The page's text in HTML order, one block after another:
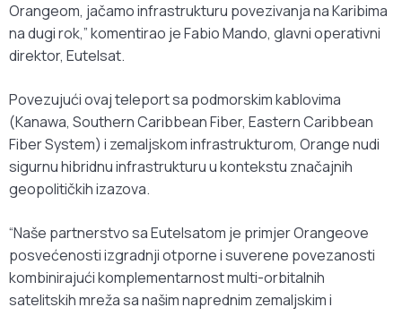
Orangeom, jačamo infrastrukturu povezivanja na Karibima
na dugi rok,” komentirao je Fabio Mando, glavni operativni
direktor, Eutelsat.
Povezujući ovaj teleport sa podmorskim kablovima
(Kanawa, Southern Caribbean Fiber, Eastern Caribbean
Fiber System) i zemaljskom infrastrukturom, Orange nudi
sigurnu hibridnu infrastrukturu u kontekstu značajnih
geopolitičkih izazova.
“Naše partnerstvo sa Eutelsatom je primjer Orangeove
posvećenosti izgradnji otporne i suverene povezanosti
kombinirajući komplementarnost multi-orbitalnih
satelitskih mreža sa našim naprednim zemaljskim i